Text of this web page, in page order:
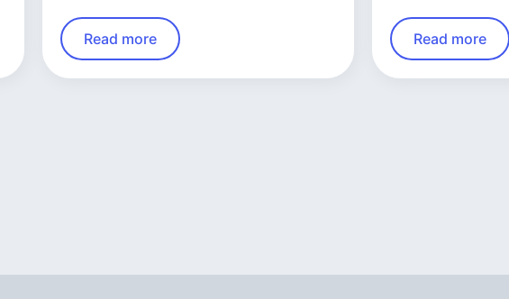
Read more Read more